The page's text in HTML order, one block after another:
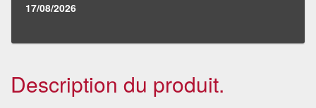
17/08/2026
Description du produit.